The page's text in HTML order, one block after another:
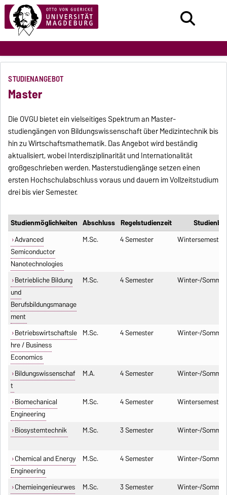
STUDIENANGEBOT
Master
Die OVGU bietet ein vielseitiges Spektrum an Master­
studiengängen von Bildungswissenschaft über Medizintechnik bis
hin zu Wirtschaftsmathematik. Das Angebot wird beständig
aktualisiert, wobei Interdisziplinarität und Internationalität
großgeschrieben werden. Masterstudiengänge setzen einen
ersten Hochschulabschluss voraus und dauern im Vollzeitstudium
drei bis vier Semester.
Studienmöglichkeiten Abschluss Regelstudienzeit
Advanced
Semiconductor
Nanotechnologies
M.Sc. 4 Semester Wintersemester
Betriebliche Bildung
und
Berufsbildungsmanage
ment
M.Sc. 4 Semester Winter-/
Betriebswirtschaftsle
hre / Business
Economics
M.Sc. 4 Semester Winter-/
Bildungswissenschaf
t
M.A. 4 Semester Winter-/
Biomechanical
Engineering
M.Sc. 4 Semester Wintersemester
Biosystemtechnik M.Sc. 3 Semester Winter-/
Chemical and Energy
Engineering
M.Sc. 4 Semester Winter-/
Chemieingenieurwes
M.Sc. 3 Semester Winter-/